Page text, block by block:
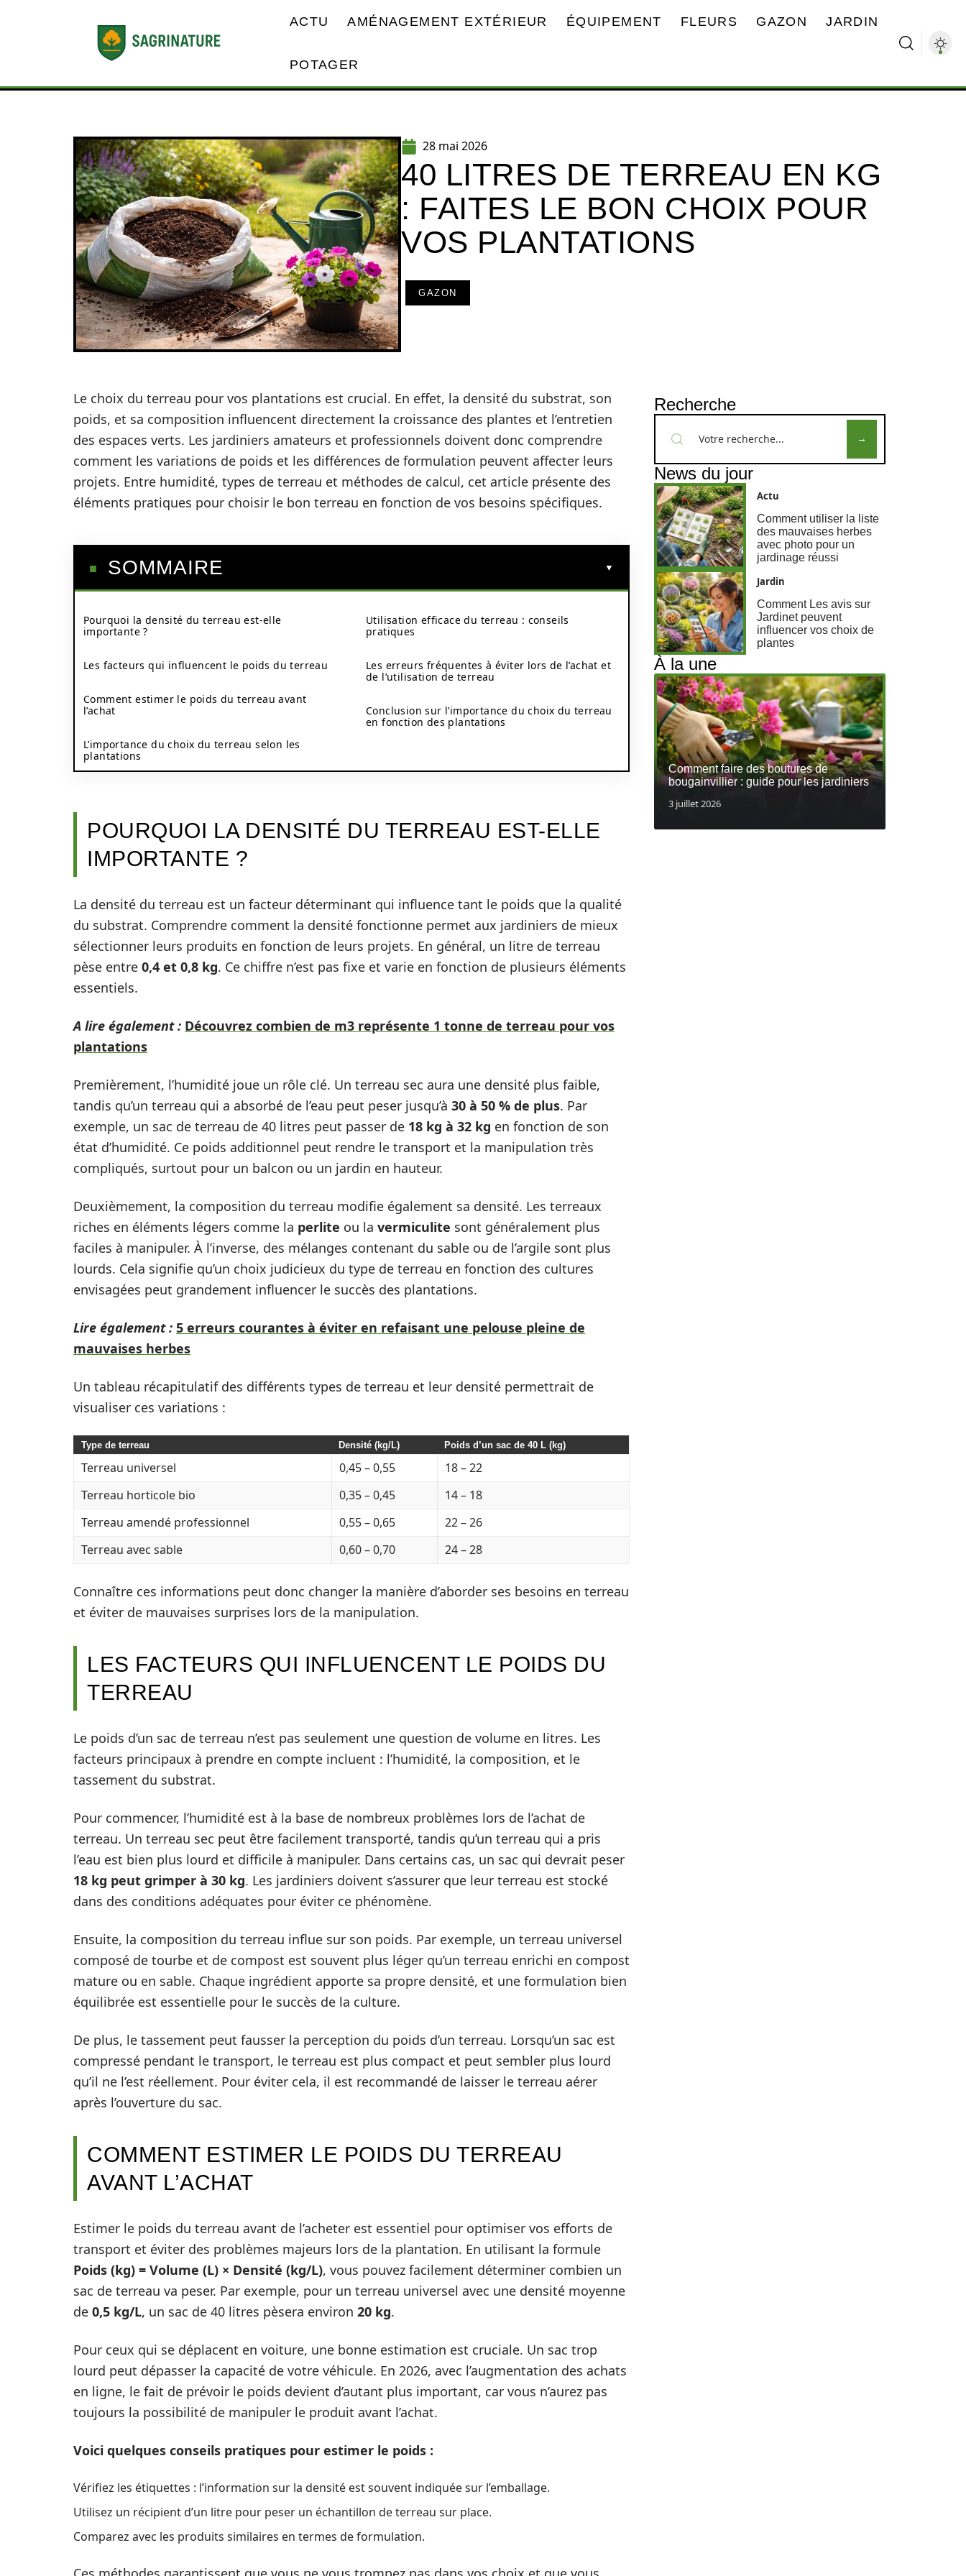
ACTU AMÉNAGEMENT EXTÉRIEUR ÉQUIPEMENT FLEURS GAZON JARDIN
POTAGER
28 mai 2026
40 LITRES DE TERREAU EN KG
: FAITES LE BON CHOIX POUR
VOS PLANTATIONS
GAZON
Le choix du terreau pour vos plantations est crucial. En effet, la densité du substrat, son
poids, et sa composition influencent directement la croissance des plantes et l’entretien
des espaces verts. Les jardiniers amateurs et professionnels doivent donc comprendre
comment les variations de poids et les différences de formulation peuvent affecter leurs
projets. Entre humidité, types de terreau et méthodes de calcul, cet article présente des
éléments pratiques pour choisir le bon terreau en fonction de vos besoins spécifiques.
SOMMAIRE
Pourquoi la densité du terreau est-elle
importante ?
Les facteurs qui influencent le poids du terreau
Comment estimer le poids du terreau avant
l’achat
L’importance du choix du terreau selon les
plantations
Utilisation efficace du terreau : conseils
pratiques
Les erreurs fréquentes à éviter lors de l’achat et
de l’utilisation de terreau
Conclusion sur l’importance du choix du terreau
en fonction des plantations
POURQUOI LA DENSITÉ DU TERREAU EST-ELLE
IMPORTANTE ?
La densité du terreau est un facteur déterminant qui influence tant le poids que la qualité
du substrat. Comprendre comment la densité fonctionne permet aux jardiniers de mieux
sélectionner leurs produits en fonction de leurs projets. En général, un litre de terreau
pèse entre 0,4 et 0,8 kg. Ce chiffre n’est pas fixe et varie en fonction de plusieurs éléments
essentiels.
A lire également : Découvrez combien de m3 représente 1 tonne de terreau pour vos
plantations
Premièrement, l’humidité joue un rôle clé. Un terreau sec aura une densité plus faible,
tandis qu’un terreau qui a absorbé de l’eau peut peser jusqu’à 30 à 50 % de plus. Par
exemple, un sac de terreau de 40 litres peut passer de 18 kg à 32 kg en fonction de son
état d’humidité. Ce poids additionnel peut rendre le transport et la manipulation très
compliqués, surtout pour un balcon ou un jardin en hauteur.
Deuxièmement, la composition du terreau modifie également sa densité. Les terreaux
riches en éléments légers comme la perlite ou la vermiculite sont généralement plus
faciles à manipuler. À l’inverse, des mélanges contenant du sable ou de l’argile sont plus
lourds. Cela signifie qu’un choix judicieux du type de terreau en fonction des cultures
envisagées peut grandement influencer le succès des plantations.
Lire également : 5 erreurs courantes à éviter en refaisant une pelouse pleine de
mauvaises herbes
Un tableau récapitulatif des différents types de terreau et leur densité permettrait de
visualiser ces variations :
Type de terreau Densité (kg/L) Poids d’un sac de 40 L (kg)
Terreau universel 0,45 – 0,55
18 – 22
Terreau horticole bio
0,35 – 0,45
14 – 18
Terreau amendé professionnel
0,55 – 0,65
22 – 26
Terreau avec sable
0,60 – 0,70 24 – 28
Connaître ces informations peut donc changer la manière d’aborder ses besoins en terreau
et éviter de mauvaises surprises lors de la manipulation.
LES FACTEURS QUI INFLUENCENT LE POIDS DU
TERREAU
Le poids d’un sac de terreau n’est pas seulement une question de volume en litres. Les
facteurs principaux à prendre en compte incluent : l’humidité, la composition, et le
tassement du substrat.
Pour commencer, l’humidité est à la base de nombreux problèmes lors de l’achat de
terreau. Un terreau sec peut être facilement transporté, tandis qu’un terreau qui a pris
l’eau est bien plus lourd et difficile à manipuler. Dans certains cas, un sac qui devrait peser
18 kg peut grimper à 30 kg. Les jardiniers doivent s’assurer que leur terreau est stocké
dans des conditions adéquates pour éviter ce phénomène.
Ensuite, la composition du terreau influe sur son poids. Par exemple, un terreau universel
composé de tourbe et de compost est souvent plus léger qu’un terreau enrichi en compost
mature ou en sable. Chaque ingrédient apporte sa propre densité, et une formulation bien
équilibrée est essentielle pour le succès de la culture.
De plus, le tassement peut fausser la perception du poids d’un terreau. Lorsqu’un sac est
compressé pendant le transport, le terreau est plus compact et peut sembler plus lourd
qu’il ne l’est réellement. Pour éviter cela, il est recommandé de laisser le terreau aérer
après l’ouverture du sac.
COMMENT ESTIMER LE POIDS DU TERREAU
AVANT L’ACHAT
Estimer le poids du terreau avant de l’acheter est essentiel pour optimiser vos efforts de
transport et éviter des problèmes majeurs lors de la plantation. En utilisant la formule
Poids (kg) = Volume (L) × Densité (kg/L), vous pouvez facilement déterminer combien un
sac de terreau va peser. Par exemple, pour un terreau universel avec une densité moyenne
de 0,5 kg/L, un sac de 40 litres pèsera environ 20 kg.
Pour ceux qui se déplacent en voiture, une bonne estimation est cruciale. Un sac trop
lourd peut dépasser la capacité de votre véhicule. En 2026, avec l’augmentation des achats
en ligne, le fait de prévoir le poids devient d’autant plus important, car vous n’aurez pas
toujours la possibilité de manipuler le produit avant l’achat.
Voici quelques conseils pratiques pour estimer le poids :
Vérifiez les étiquettes : l’information sur la densité est souvent indiquée sur l’emballage.
Utilisez un récipient d’un litre pour peser un échantillon de terreau sur place.
Comparez avec les produits similaires en termes de formulation.
Recherche
News du jour
Actu
Comment utiliser la liste
des mauvaises herbes
avec photo pour un
jardinage réussi
Jardin
Comment Les avis sur
Jardinet peuvent
influencer vos choix de
plantes
À la une
Comment faire des boutures de
bougainvillier : guide pour les jardiniers
3 juillet 2026